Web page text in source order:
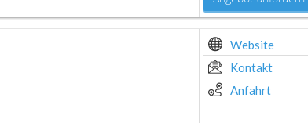
Website
Kontakt
Anfahrt